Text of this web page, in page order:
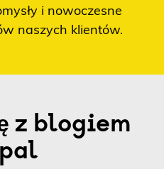
i nowoczesne
naszych klientów.
z blogiem